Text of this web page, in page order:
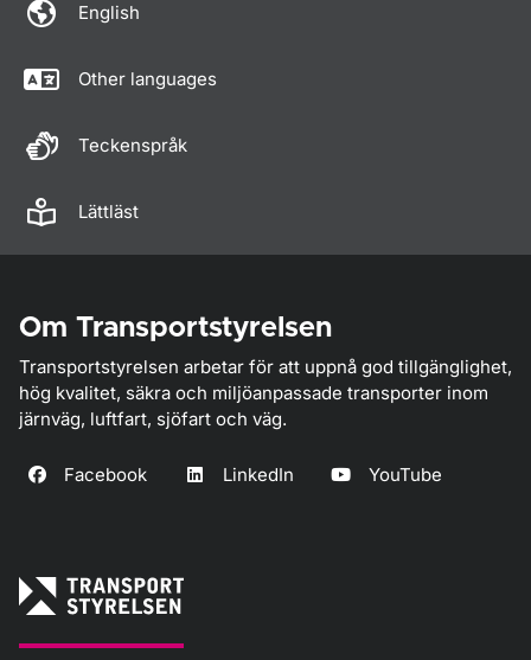
English
Other languages
Teckenspråk
Lättläst
Om Transportstyrelsen
Transportstyrelsen arbetar för att uppnå god tillgänglighet,
hög kvalitet, säkra och miljöanpassade transporter inom
järnväg, luftfart, sjöfart och väg.
Facebook LinkedIn YouTube